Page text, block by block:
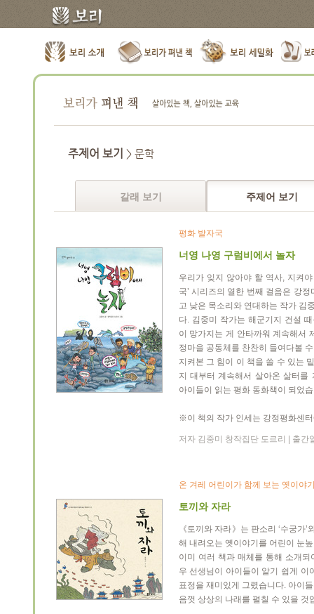
주제어 보기 > 문학
갈래 보기 주제어 보기
평화 발자국
너영 나영 구럼비에서 놀자
우리가 잊지 않아야 할 역사, 지켜
국’ 시리즈의 열한 번째 걸음은 강
고 낮은 목소리와 연대하는 작가 김
다. 김중미 작가는 해군기지 건설
이 망가지는 게 안타까워 계속해서
정마을 공동체를 찬찬히 들여다볼
지켜본 그 힘이 이 책을 쓸 수 있는
지 대부터 계속해서 살아온 삶터를
아이들이 읽는 평화 동화책이 되었
※이 책의 작가 인세는 강정평화센
저자 김중미 창작집단 도르리 | 출
온 겨레 어린이가 함께 보는 옛이야
토끼와 자라
《토끼와 자라》는 판소리 ‘수궁가’
해 내려오는 옛이야기를 어린이 눈
이미 여러 책과 매체를 통해 소개
우 선생님이 아이들이 알기 쉽게 이
표정을 재미있게 그렸습니다. 아이
음껏 상상의 나래를 펼칠 수 있을 것